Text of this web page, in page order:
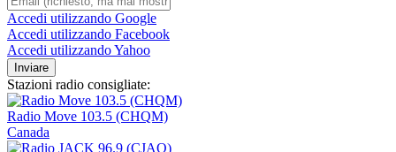
Accedi utilizzando Google
Accedi utilizzando Facebook
Accedi utilizzando Yahoo
Inviare
Stazioni radio consigliate:
Radio Move 103.5 (CHQM)
Canada